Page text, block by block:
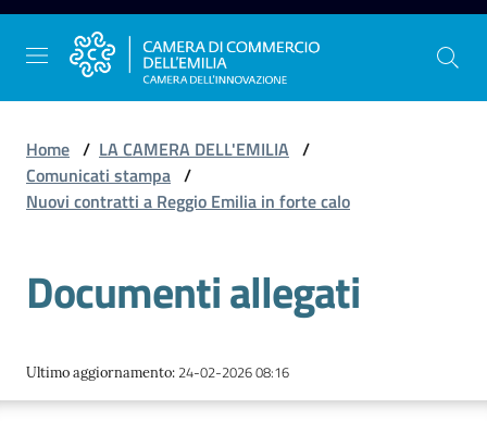
Vai al contenuto
Vai alla navigazione
Vai al footer
dell'Emilia
Gestire
l'impresa
Home / LA CAMERA DELL'EMILIA /
Comunicati stampa /
Nuovi contratti a Reggio Emilia in forte calo
Documenti allegati
Ultimo aggiornamento: 24-02-2026 08:16